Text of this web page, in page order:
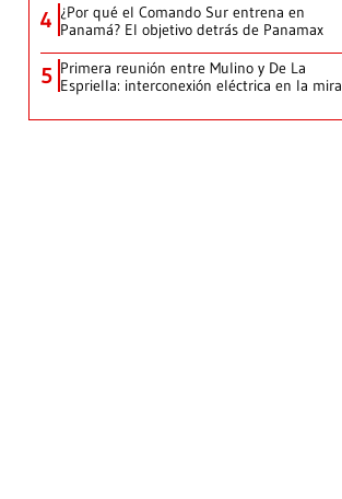
4 ¿Por qué el Comando Sur entrena en
Panamá? El objetivo detrás de Panamax
5 Primera reunión entre Mulino y De La
Espriella: interconexión eléctrica en la mira